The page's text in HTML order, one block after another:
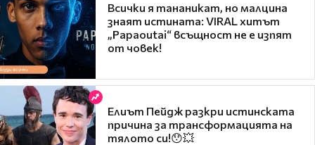
Всички я тананикат, но малцина
знаят истината: VIRAL хитът
„Papaoutai“ всъщност не е изпят
от човек!
Елиът Пейдж разкри истинската
причина за трансформацията на
тялото си!😯💥